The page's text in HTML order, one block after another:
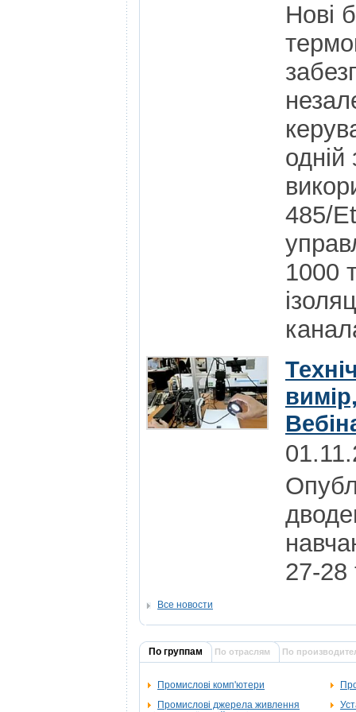
Нові
одній
485/
1000
27-28
Все новости
По группам По отраслям По
Промислові комп'ютери
Промислові джерела живлення